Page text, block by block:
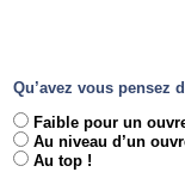
Qu’avez vous pensez
Faible pour un
Au niveau d’un
Au top !